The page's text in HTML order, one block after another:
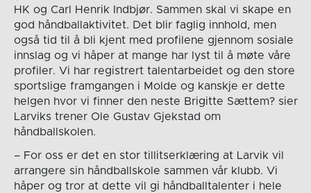
HK og Carl Henrik Indbjør. Sammen skal vi skape en
god håndballaktivitet. Det blir faglig innhold, men
også tid til å bli kjent med profilene gjennom sosiale
innslag og vi håper at mange har lyst til å møte våre
profiler. Vi har registrert talentarbeidet og den store
sportslige framgangen i Molde og kanskje er dette
helgen hvor vi finner den neste Brigitte Sættem? sier
Larviks trener Ole Gustav Gjekstad om
håndballskolen.
– For oss er det en stor tillitserklæring at Larvik vil
arrangere sin håndballskole sammen vår klubb. Vi
håper og tror at dette vil gi håndballtalenter i hele